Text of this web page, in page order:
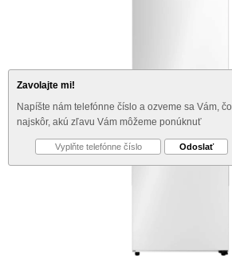
Zavolajte mi!
Napíšte nám telefónne číslo a ozveme sa Vám, čo
najskôr, akú zľavu Vám môžeme ponúknuť